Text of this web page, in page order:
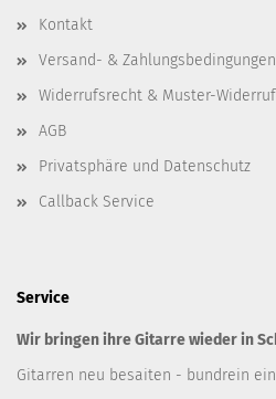
Kontakt
Versand- & Zahlungsbedingungen
Widerrufsrecht & Muster-
AGB
Privatsphäre und Datenschutz
Callback Service
Service
Wir bringen ihre Gitarre wieder in
Gitarren neu besaiten - bundrein